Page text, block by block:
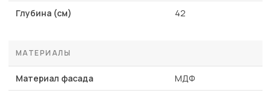
Глубина (см) 42
МАТЕРИАЛЫ
Материал фасада МДФ